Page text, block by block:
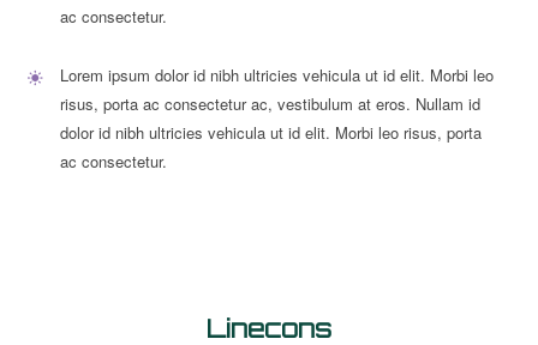
ac consectetur.
Lorem ipsum dolor id nibh ultricies vehicula ut id elit. Morbi leo
risus, porta ac consectetur ac, vestibulum at eros. Nullam id
dolor id nibh ultricies vehicula ut id elit. Morbi leo risus, porta
ac consectetur.
Linecons